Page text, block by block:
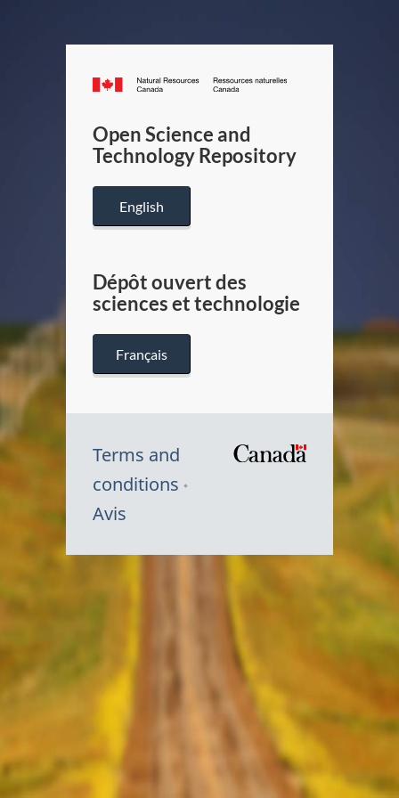
Canada.ca
/
Canada
Open Science and
Technology Repository
English
Dépôt ouvert des
sciences et technologie
Français
Terms and
conditions
Avis
Symbole
Canada